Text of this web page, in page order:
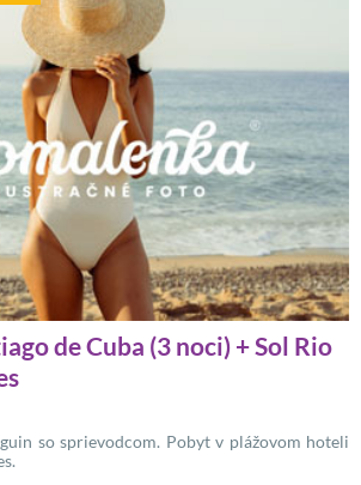
de Cuba (3 noci) + Sol Rio
so sprievodcom. Pobyt v plážovom hoteli